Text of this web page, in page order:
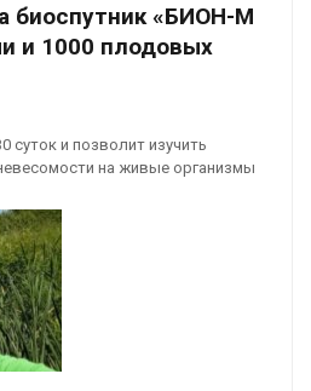
биоспутник «БИОН-М
и 1000 плодовых
суток и позволит изучить
на живые организмы